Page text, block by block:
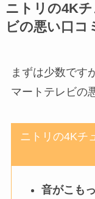
ニトリの4K
ビの悪い口コ
まずは少数です
マートテレビの
ニトリの4Kチ
音がこも